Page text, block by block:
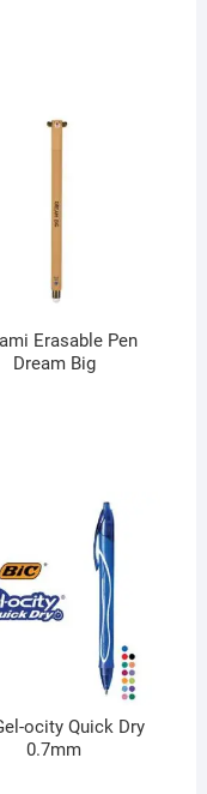
Erasable Pen
Dream Big
ocity Quick Dry
0.7mm